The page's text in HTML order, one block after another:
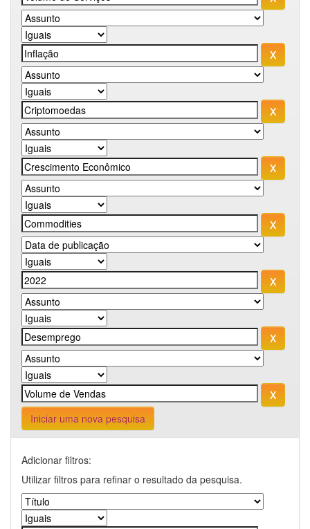
Iniciar uma nova pesquisa
Adicionar filtros:
Utilizar filtros para refinar o resultado da pesquisa.